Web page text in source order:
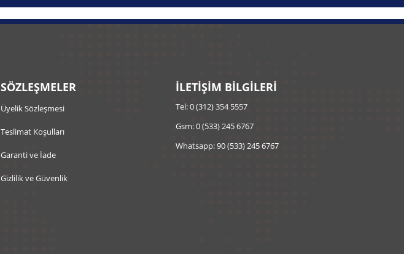
SÖZLEŞMELER
Üyelik Sözleşmesi
Teslimat Koşulları
Garanti ve İade
Gizlilik ve Güvenlik
İLETİŞİM BİLGİLERİ
Tel: 0 (312) 354 5557
Gsm: 0 (533) 245 6767
Whatsapp: 90 (533) 245 6767